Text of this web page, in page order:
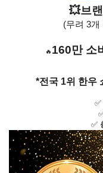
💥브
(무려 3개
🔥 160만 소
*전국 1위 한우
✅
✅